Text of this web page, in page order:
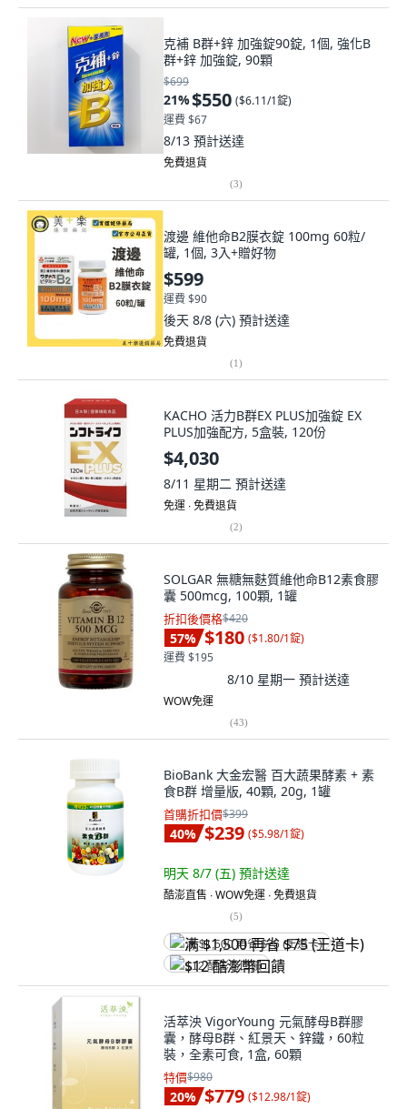
克補 B群+鋅 加強錠90錠, 1個, 強化B
群+鋅 加強錠, 90顆
$699
21%$550 ($6.11/1錠)
運費 $67
8/13 預計送達
免費退貨
(3)
渡邊 維他命B2膜衣錠 100mg 60粒/
罐, 1個, 3入+贈好物
$599
運費 $90
後天 8/8 (六) 預計送達
免費退貨
(1)
KACHO 活力B群EX PLUS加強錠 EX
PLUS加強配方, 5盒裝, 120份
$4,030
8/11 星期二 預計送達
免運 ∙ 免費退貨
(2)
SOLGAR 無糖無麩質維他命B12素食膠
囊 500mcg, 100顆, 1罐
折扣後價格$420
57% $180 ($1.80/1錠)
運費 $195
8/10 星期一 預計送達
WOW免運
(43)
BioBank 大金宏醫 百大蔬果酵素 + 素
食B群 增量版, 40顆, 20g, 1罐
首購折扣價$399
40% $239 ($5.98/1錠)
明天 8/7 (五) 預計送達
酷澎直售 ∙ WOW免運 ∙ 免費退貨
(5)
满 $1,500 再省 $75 (王道卡)
$12 酷澎幣回饋
活萃泱 VigorYoung 元氣酵母B群膠
囊，酵母B群、紅景天、鋅鐵，60粒
裝，全素可食, 1盒, 60顆
特價$980
20% $779 ($12.98/1錠)